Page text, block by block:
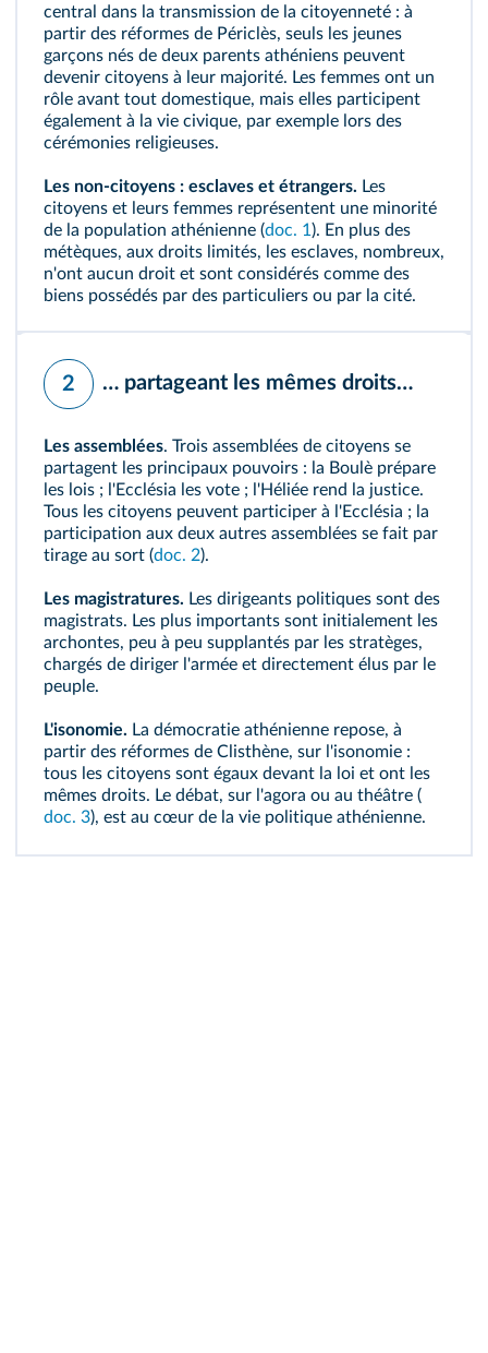
central dans la transmission de la citoyenneté : à
partir des réformes de Périclès, seuls les jeunes
garçons nés de deux parents athéniens peuvent
devenir citoyens à leur majorité. Les femmes ont un
rôle avant tout domestique, mais elles participent
également à la vie civique, par exemple lors des
cérémonies religieuses.
Les non-citoyens : esclaves et étrangers. Les
citoyens et leurs femmes représentent une minorité
de la population athénienne (doc. 1). En plus des
métèques, aux droits limités, les esclaves, nombreux,
n'ont aucun droit et sont considérés comme des
biens possédés par des particuliers ou par la cité.
2 … partageant les mêmes droits…
Les assemblées. Trois assemblées de citoyens se
partagent les principaux pouvoirs : la Boulè prépare
les lois ; l'Ecclésia les vote ; l'Héliée rend la justice.
Tous les citoyens peuvent participer à l'Ecclésia ; la
participation aux deux autres assemblées se fait par
tirage au sort (doc. 2).
Les magistratures. Les dirigeants politiques sont des
magistrats. Les plus importants sont initialement les
archontes, peu à peu supplantés par les stratèges,
chargés de diriger l'armée et directement élus par le
peuple.
L'isonomie. La démocratie athénienne repose, à
partir des réformes de Clisthène, sur l'isonomie :
tous les citoyens sont égaux devant la loi et ont les
mêmes droits. Le débat, sur l'agora ou au théâtre (
doc. 3), est au cœur de la vie politique athénienne.